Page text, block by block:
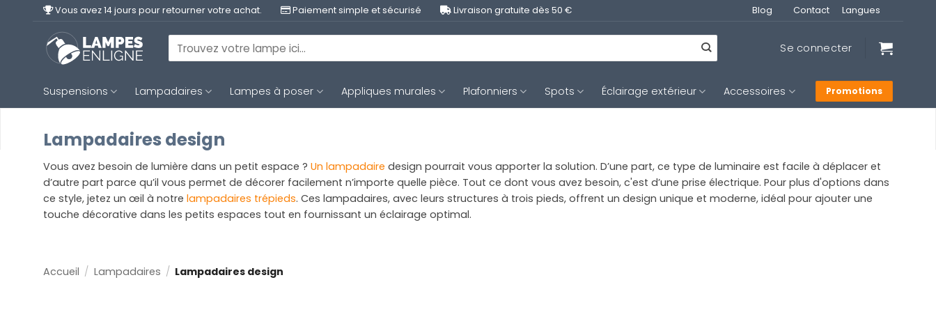
Vous avez 14 jours pour retourner votre achat. Paiement simple et sécurisé Livraison gratuite dès 50 € Blog Contact Langues
Recherche
pour :
Se connecter
Suspensions Lampadaires Lampes à poser Appliques murales Plafonniers Spots Éclairage extérieur Accessoires Promotions
Lampadaires design
Vous avez besoin de lumière dans un petit espace ? Un lampadaire design pourrait vous apporter la solution. D’une part, ce type de luminaire est facile à déplacer et
d’autre part parce qu’il vous permet de décorer facilement n’importe quelle pièce. Tout ce dont vous avez besoin, c'est d’une prise électrique. Pour plus d'options dans
ce style, jetez un œil à notre lampadaires trépieds. Ces lampadaires, avec leurs structures à trois pieds, offrent un design unique et moderne, idéal pour ajouter une
touche décorative dans les petits espaces tout en fournissant un éclairage optimal.
Accueil / Lampadaires / Lampadaires design